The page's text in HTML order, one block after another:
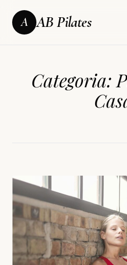
A AB Pilates
Categoria: